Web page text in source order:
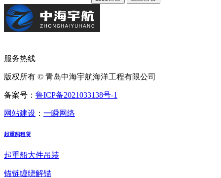
服务热线
版权所有 © 青岛中海宇航海洋工程有限公司
备案号： 鲁ICP备2021033138号-1
网站建设 ： 一瞬网络
起重船租赁
起重船大件吊装
锚链缠绕解锚